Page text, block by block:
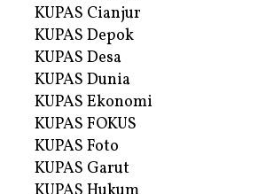
KUPAS Cianjur
KUPAS Depok
KUPAS Desa
KUPAS Dunia
KUPAS Ekonomi
KUPAS FOKUS
KUPAS Foto
KUPAS Garut